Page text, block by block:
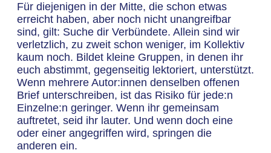
Für diejenigen in der Mitte, die schon etwas
erreicht haben, aber noch nicht unangreifbar
sind, gilt: Suche dir Verbündete. Allein sind wir
verletzlich, zu zweit schon weniger, im Kollektiv
kaum noch. Bildet kleine Gruppen, in denen ihr
euch abstimmt, gegenseitig lektoriert, unterstützt.
Wenn mehrere Autor:innen denselben offenen
Brief unterschreiben, ist das Risiko für jede:n
Einzelne:n geringer. Wenn ihr gemeinsam
auftretet, seid ihr lauter. Und wenn doch eine
oder einer angegriffen wird, springen die
anderen ein.